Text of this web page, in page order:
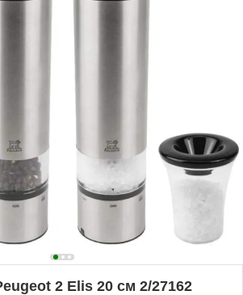
2 Elis 20 см 2/27162